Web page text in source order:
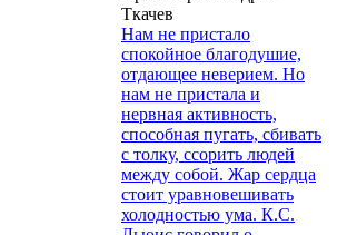
Ткачев
Нам не пристало
спокойное благодушие,
отдающее неверием. Но
нам не пристала и
нервная активность,
способная пугать, сбивать
с толку, ссорить людей
между собой. Жар сердца
стоит уравновешивать
холодностью ума. К.С.